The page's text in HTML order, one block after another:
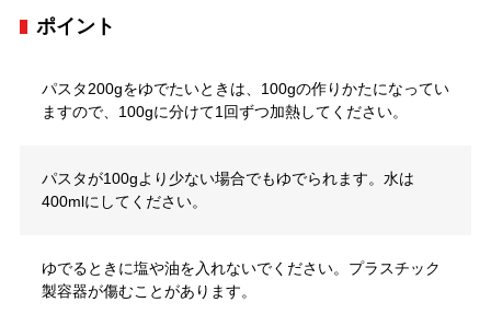
ポイント
パスタ200gをゆでたいときは、100gの作りかたになってい
ますので、100gに分けて1回ずつ加熱してください。
パスタが100gより少ない場合でもゆでられます。水は
400mlにしてください。
ゆでるときに塩や油を入れないでください。プラスチック
製容器が傷むことがあります。